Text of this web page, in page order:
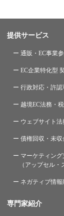
提供サービス
ー 通販・EC事業
ー EC企業特化型
ー 行政対応・許認
ー 越境EC法務・
ー ウェブサイト
ー 債権回収・未
ー マーケティング
（アップセル・
ー ネガティブ情
専門家紹介